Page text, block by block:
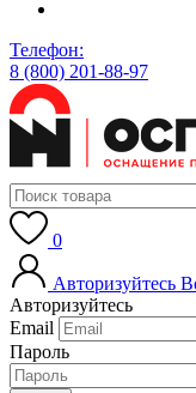
Телефон:
8 (800) 201-88-97
0
Авторизуйтесь
Авторизуйтесь
Email
Пароль